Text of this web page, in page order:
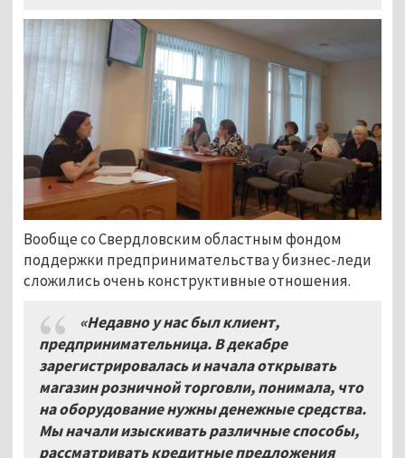
Вообще со Свердловским областным фондом
поддержки предпринимательства у бизнес-леди
сложились очень конструктивные отношения.
«Недавно у нас был клиент,
предпринимательница. В декабре
зарегистрировалась и начала открывать
магазин розничной торговли, понимала, что
на оборудование нужны денежные средства.
Мы начали изыскивать различные способы,
рассматривать кредитные предложения